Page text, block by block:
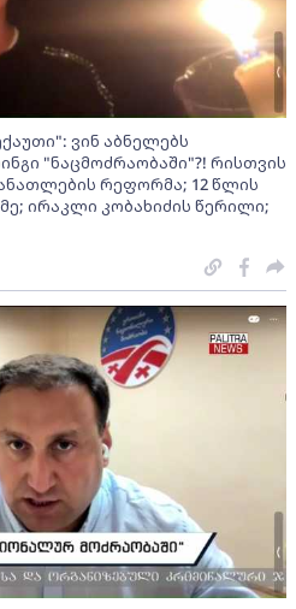
ვინ აბნელებს
"ნაცმოძრაობაში"?! რისთვის
რეფორმა; 12 წლის
ირაკლი კობახიძის წერილი;